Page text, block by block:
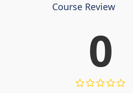
Course Review
0